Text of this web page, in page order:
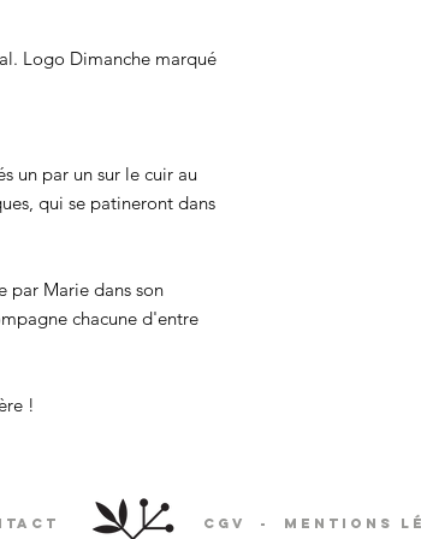
Logo Dimanche marqué
un par un sur le cuir au
qui se patineront dans
par Marie dans son
chacune d'entre
!
CGV - Mentions